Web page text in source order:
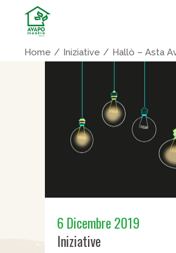
Home Iniziative Hallò – Asta
6 Dicembre 2019
Iniziative